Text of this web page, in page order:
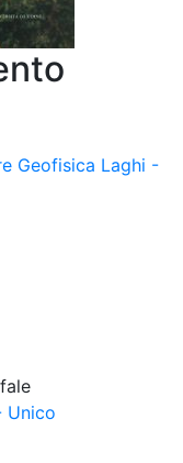
Geofisica Laghi -
Unico